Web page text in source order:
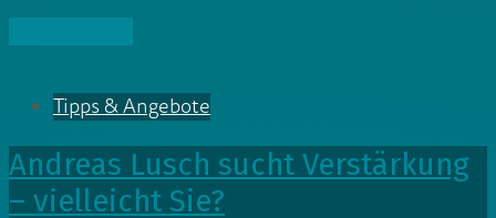
Tipps & Angebote
Andreas Lusch sucht Verstärkung
– vielleicht Sie?